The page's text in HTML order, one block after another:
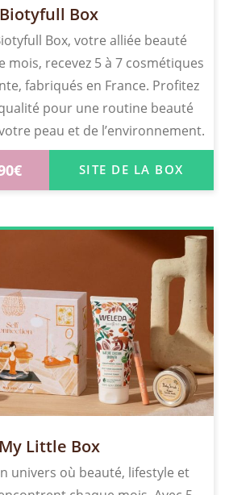
Biotyfull Box
Box, votre alliée beauté
mois, recevez 5 à 7 cosmétiques
fabriqués en France. Profitez
pour une routine beauté
peau et de l’environnement.
€ SITE DE LA BOX
My Little Box
univers où beauté, lifestyle et